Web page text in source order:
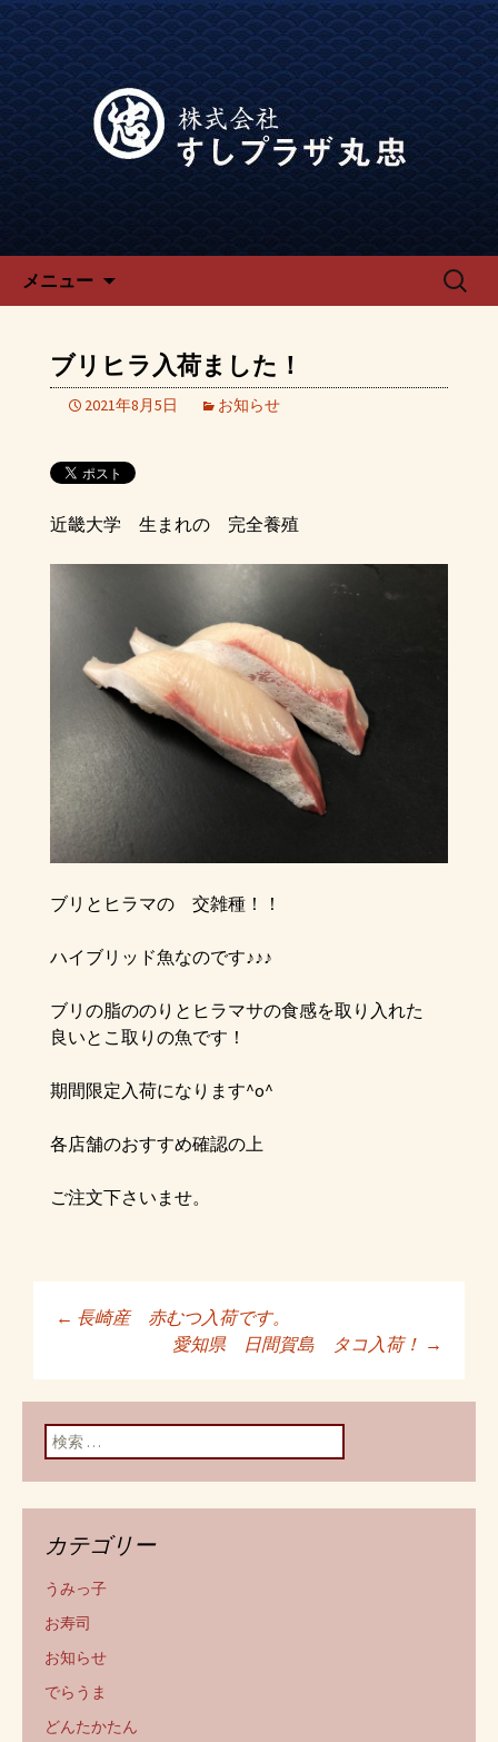
宴会、飲み会なら回転寿司「で
らうま」のブログ
宴会、飲み会なら回転寿司「でらう
ま」の公式ブログです。
メニュー
検
ブリヒラ入荷ました！
2021年8月5日 お知らせ
近畿大学 生まれの 完全養殖
ブリとヒラマの 交雑種！！
ハイブリッド魚なのです♪♪♪
ブリの脂ののりとヒラマサの食感を取り入れた
良いとこ取りの魚です！
期間限定入荷になります^o^
各店舗のおすすめ確認の上
ご注文下さいませ。
投稿ナビゲーショ
ン
← 長崎産 赤むつ入荷です。
愛知県 日間賀島 タコ入荷！ →
検索:
カテゴリー
うみっ子
お寿司
お知らせ
でらうま
どんたかたん